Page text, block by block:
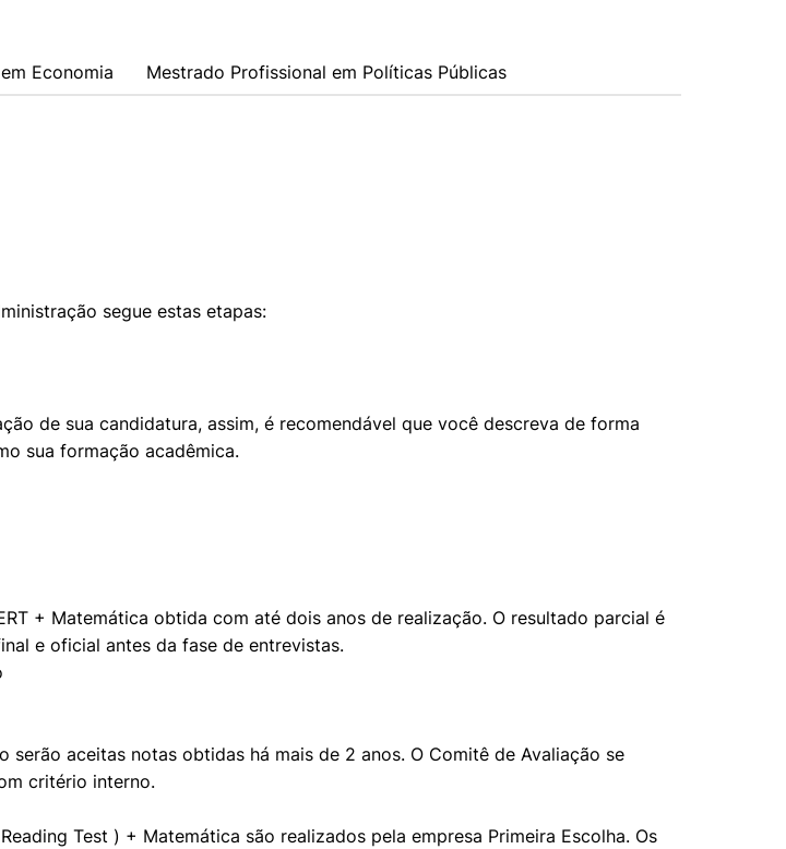
Economia Mestrado Profissional em Políticas Públicas
segue estas etapas:
de sua candidatura, assim, é recomendável que você descreva de forma
sua formação acadêmica.
+ Matemática obtida com até dois anos de realização. O resultado parcial é
e oficial antes da fase de entrevistas.
serão aceitas notas obtidas há mais de 2 anos. O Comitê de Avaliação se
critério interno.
Test ) + Matemática são realizados pela empresa Primeira Escolha. Os